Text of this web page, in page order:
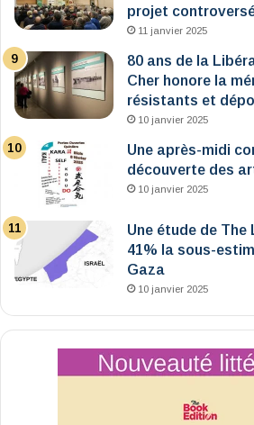
projet
11 janvier 2025
80 ans de la
Cher honore la
résistants et
10 janvier 2025
Une après-midi
découverte des
10 janvier 2025
Une étude de
41% la sous-
Gaza
10 janvier 2025